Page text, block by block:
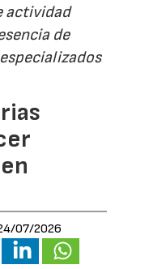
actividad
de
07/2026